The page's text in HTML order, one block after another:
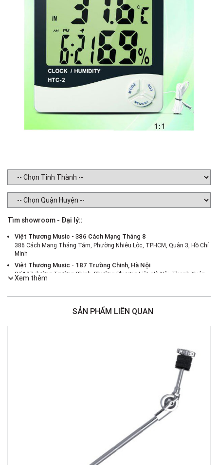
Tìm showroom - Đại lý::
Việt Thương Music - 386 Cách Mạng Tháng 8
386 Cách Mạng Tháng Tám, Phường Nhiêu Lộc, TPHCM, Quận 3, Hồ Chí
Minh
Việt Thương Music - 187 Trường Chinh, Hà Nội
Số 187 đường Trường Chinh, Phường Phương Liệt, Hà Nội, Thanh Xuân ,
Hà Nội
Việt Thương Music - 46 Hào Nam
Việt Thương Music - Crescent Mall
180B Võ Thị Sáu, Phường Xuân Hòa, TPHCM, Quận 3, Hồ Chí Minh
369 Điện Biên Phủ, Phường Bàn Cờ, TPHCM, Quận 3, Hồ Chí Minh
102Q Đường An Dương Vương, Phường An Đông, TPHCM, Quận 5, Hồ Chí
49E Phan Đăng Lưu, Phường Bình Thạnh, TPHCM, Quận Bình Thạnh, Hồ
Việt Thương Music - Phường Gò Vấp
11 Đường số 3, Khu dân cư Cityland Park Hill, Phường Gò Vấp, TPHCM,
Xem thêm
SẢN PHẨM LIÊN QUAN